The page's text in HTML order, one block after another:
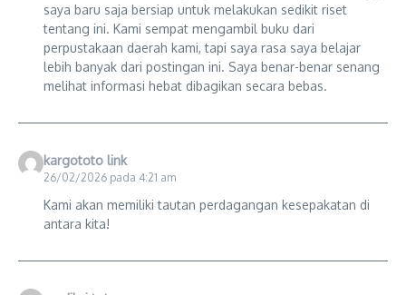
saya baru saja bersiap untuk melakukan sedikit riset
tentang ini. Kami sempat mengambil buku dari
perpustakaan daerah kami, tapi saya rasa saya belajar
lebih banyak dari postingan ini. Saya benar-benar senang
melihat informasi hebat dibagikan secara bebas.
kargototo link
26/02/2026 pada 4:21 am
Kami akan memiliki tautan perdagangan kesepakatan di
antara kita!